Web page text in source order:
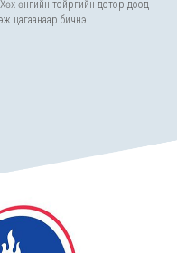
өнгийн тойргийн дотор доод
цагаанаар бичнэ.